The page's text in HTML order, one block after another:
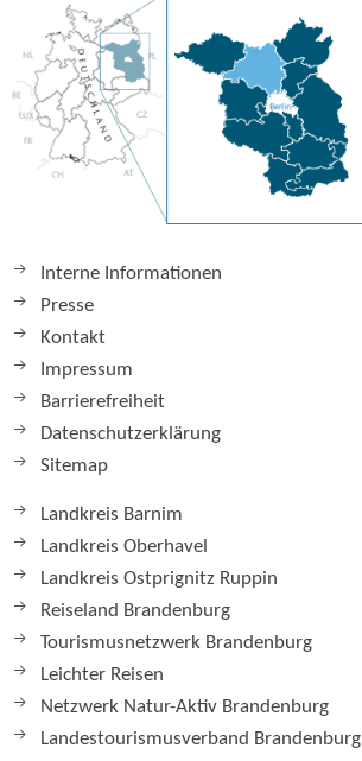
Interne Informationen
Presse
Kontakt
Impressum
Barrierefreiheit
Datenschutzerklärung
Sitemap
Landkreis Barnim
Landkreis Oberhavel
Landkreis Ostprignitz Ruppin
Reiseland Brandenburg
Tourismusnetzwerk Brandenburg
Leichter Reisen
Netzwerk Natur-Aktiv Brandenburg
Landestourismusverband Brandenburg